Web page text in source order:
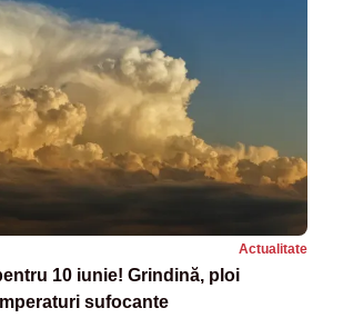
Actualitate
10 iunie! Grindină, ploi
sufocante